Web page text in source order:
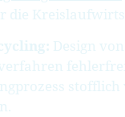
die
Design